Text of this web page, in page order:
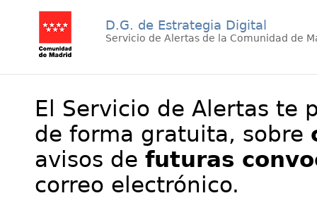
D.G. de Estrategia Digital
Servicio de Alertas de la Comunidad de
El Servicio de Alertas te
de forma gratuita, sobre
avisos de futuras
correo electrónico.